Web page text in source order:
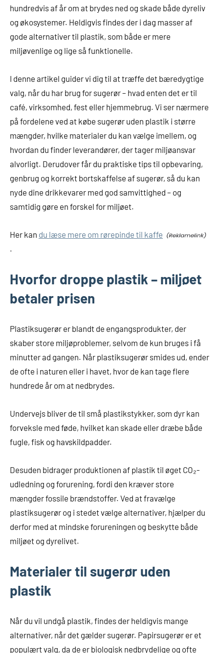
hundredvis af år om at brydes ned og skade både dyreliv
og økosystemer. Heldigvis findes der i dag masser af
gode alternativer til plastik, som både er mere
miljøvenlige og lige så funktionelle.
I denne artikel guider vi dig til at træffe det bæredygtige
valg, når du har brug for sugerør – hvad enten det er til
café, virksomhed, fest eller hjemmebrug. Vi ser nærmere
på fordelene ved at købe sugerør uden plastik i større
mængder, hvilke materialer du kan vælge imellem, og
hvordan du finder leverandører, der tager miljøansvar
alvorligt. Derudover får du praktiske tips til opbevaring,
genbrug og korrekt bortskaffelse af sugerør, så du kan
nyde dine drikkevarer med god samvittighed – og
samtidig gøre en forskel for miljøet.
Her kan du læse mere om rørepinde til kaffe
.
Hvorfor droppe plastik – miljøet
betaler prisen
Plastiksugerør er blandt de engangsprodukter, der
skaber store miljøproblemer, selvom de kun bruges i få
minutter ad gangen. Når plastiksugerør smides ud, ender
de ofte i naturen eller i havet, hvor de kan tage flere
hundrede år om at nedbrydes.
Undervejs bliver de til små plastikstykker, som dyr kan
forveksle med føde, hvilket kan skade eller dræbe både
fugle, fisk og havskildpadder.
Desuden bidrager produktionen af plastik til øget CO₂-
udledning og forurening, fordi den kræver store
mængder fossile brændstoffer. Ved at fravælge
plastiksugerør og i stedet vælge alternativer, hjælper du
derfor med at mindske forureningen og beskytte både
miljøet og dyrelivet.
Materialer til sugerør uden
plastik
Når du vil undgå plastik, findes der heldigvis mange
alternativer, når det gælder sugerør. Papirsugerør er et
populært valg, da de er biologisk nedbrydelige og ofte